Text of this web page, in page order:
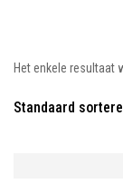
Het enkele resultaat
Standaard